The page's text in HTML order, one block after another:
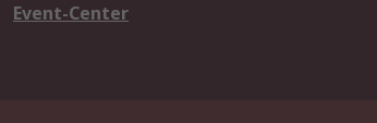
Event-Center